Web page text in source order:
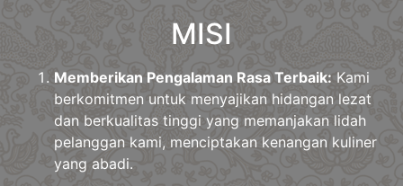
MISI
Memberikan Pengalaman Rasa Terbaik: Kami
berkomitmen untuk menyajikan hidangan lezat
dan berkualitas tinggi yang memanjakan lidah
pelanggan kami, menciptakan kenangan kuliner
yang abadi.